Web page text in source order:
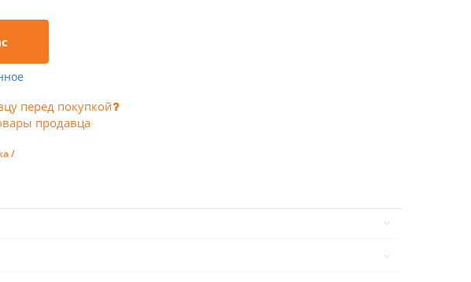
перед покупкой
продавца
/